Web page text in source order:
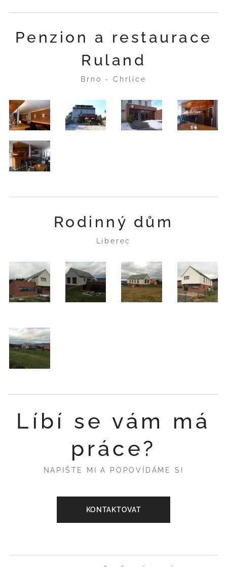
Penzion a restaurace
Ruland
Brno - Chrlice
Rodinný dům
Liberec
Líbí se vám má
práce?
NAPIŠTE MI A POPOVÍDÁME SI
KONTAKTOVAT